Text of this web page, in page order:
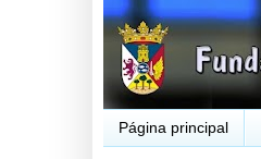
Página principal